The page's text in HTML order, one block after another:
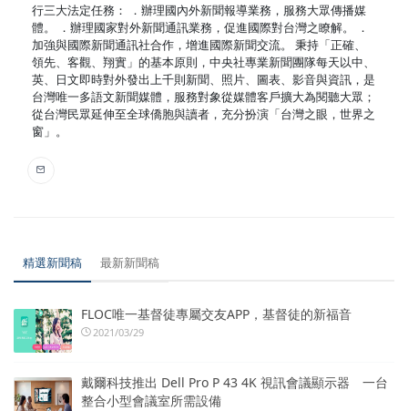
行三大法定任務： ．辦理國內外新聞報導業務，服務大眾傳播媒
體。 ．辦理國家對外新聞通訊業務，促進國際對台灣之瞭解。 ．
加強與國際新聞通訊社合作，增進國際新聞交流。 秉持「正確、
領先、客觀、翔實」的基本原則，中央社專業新聞團隊每天以中、
英、日文即時對外發出上千則新聞、照片、圖表、影音與資訊，是
台灣唯一多語文新聞媒體，服務對象從媒體客戶擴大為閱聽大眾；
從台灣民眾延伸至全球僑胞與讀者，充分扮演「台灣之眼，世界之
窗」。
精選新聞稿 最新新聞稿
FLOC唯一基督徒專屬交友APP，基督徒的新福音
2021/03/29
戴爾科技推出 Dell Pro P 43 4K 視訊會議顯示器 一台
整合小型會議室所需設備